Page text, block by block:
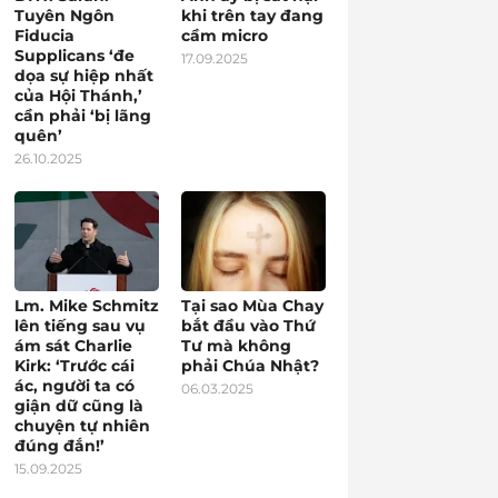
Tuyên Ngôn
Fiducia
Supplicans ‘đe
dọa sự hiệp nhất
của Hội Thánh,’
cần phải ‘bị lãng
quên’
26.10.2025
khi trên tay đang
cầm micro
17.09.2025
Lm. Mike Schmitz
lên tiếng sau vụ
ám sát Charlie
Kirk: ‘Trước cái
ác, người ta có
giận dữ cũng là
chuyện tự nhiên
đúng đắn!’
15.09.2025
Tại sao Mùa Chay
bắt đầu vào Thứ
Tư mà không
phải Chúa Nhật?
06.03.2025